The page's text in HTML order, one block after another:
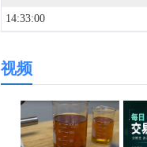
14:33:00
14:32:52
14:31:59
视频